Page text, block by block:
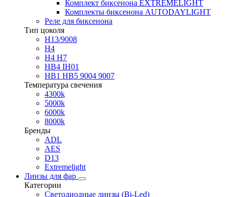
Комплект биксенона EXTREMELIGHT
Комплекты биксенона AUTODAYLIGHT
Реле для биксенона
Тип цоколя
H13/9008
H4
H4 H7
HB4 IH01
HB1 HB5 9004 9007
Температура свечения
4300k
5000k
6000k
8000k
Бренды
ADL
AES
D13
Extremelight
Линзы для фар
Категории
Светодиодные линзы (Bi-Led)